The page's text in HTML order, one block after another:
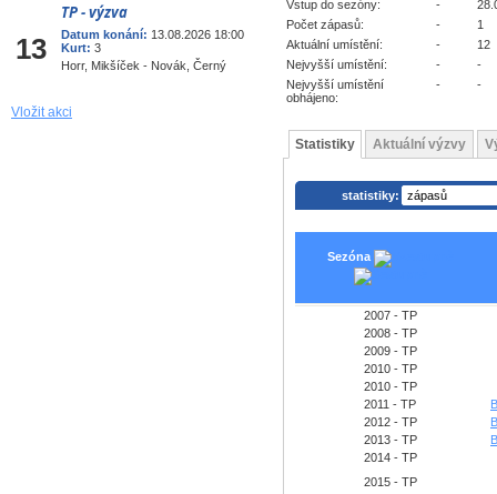
13
TP - výzva
Datum konání: 13.08.2026 18:00
Kurt: 3
Horr, Mikšíček - Novák, Černý
Vložit akci
Vstup do sezóny:
-
Počet zápasů:
-
1
Aktuální umístění:
-
12
Nejvyšší umístění:
-
-
Nejvyšší umístění
obhájeno:
- -
Statistiky Aktuální výzvy
statistiky:
Sezóna
2007 - TP
2008 - TP
2009 - TP
2010 - TP
2010 - TP
2011 - TP
2012 - TP
2013 - TP
2014 - TP
2015 - TP